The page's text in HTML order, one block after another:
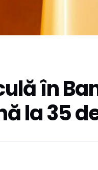
în
la 35